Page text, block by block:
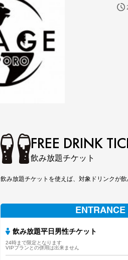
FREE DRINK
飲み放題チケット
飲み放題チケットを使えば、対象ドリンクが
飲み放題平日男性チケット
24時まで限定となります
VIPプランとの併用は出来ません